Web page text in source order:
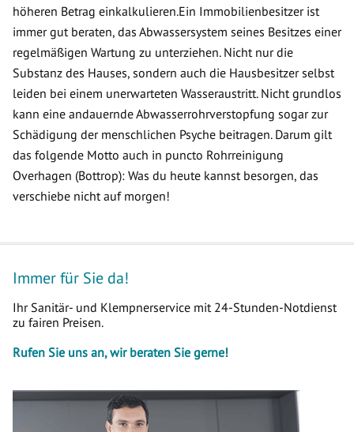
höheren Betrag einkalkulieren.Ein Immobilienbesitzer ist
immer gut beraten, das Abwassersystem seines Besitzes einer
regelmäßigen Wartung zu unterziehen. Nicht nur die
Substanz des Hauses, sondern auch die Hausbesitzer selbst
leiden bei einem unerwarteten Wasseraustritt. Nicht grundlos
kann eine andauernde Abwasserrohrverstopfung sogar zur
Schädigung der menschlichen Psyche beitragen. Darum gilt
das folgende Motto auch in puncto Rohrreinigung
Overhagen (Bottrop): Was du heute kannst besorgen, das
verschiebe nicht auf morgen!
Immer für Sie da!
Ihr Sanitär- und Klempnerservice mit 24-Stunden-Notdienst
zu fairen Preisen.
Rufen Sie uns an, wir beraten Sie gerne!